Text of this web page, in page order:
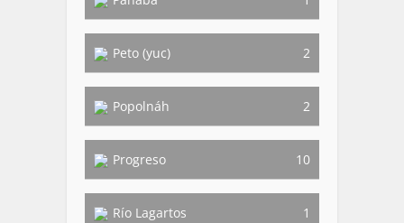
Peto (yuc) 2
Popolnáh 2
Progreso 10
Río Lagartos 1